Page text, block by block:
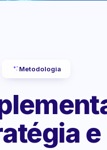
Metodologia